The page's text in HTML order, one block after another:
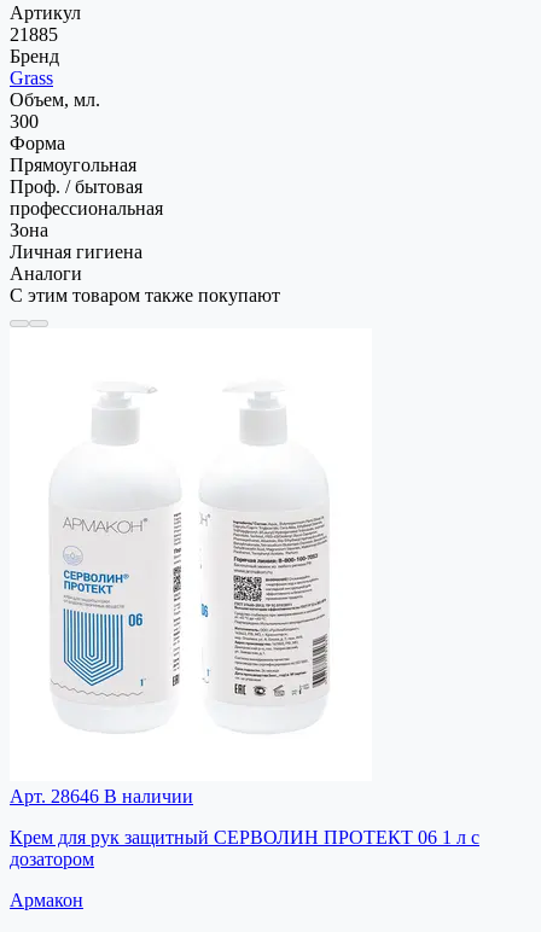
Артикул
21885
Бренд
Grass
Объем, мл.
300
Форма
Прямоугольная
Проф. / бытовая
профессиональная
Зона
Личная гигиена
Аналоги
С этим товаром также покупают
Арт. 28646 В наличии
Крем для рук защитный СЕРВОЛИН ПРОТЕКТ 06 1 л с
дозатором
Армакон